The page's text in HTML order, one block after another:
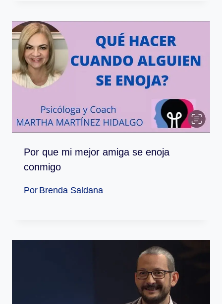
Por que mi mejor amiga se enoja
conmigo
Por Brenda Saldana